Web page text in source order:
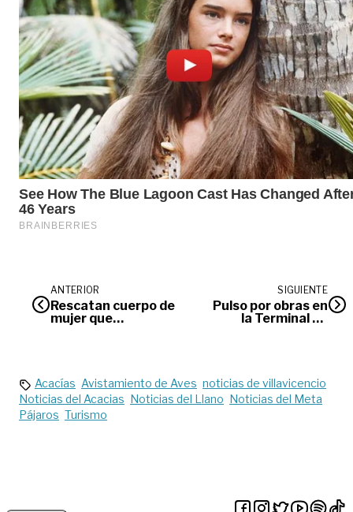
ANTERIOR
Rescatan cuerpo de
mujer que
SIGUIENTE
Pulso por obras en
la Terminal de
Acacías Avistamiento de Aves noticias de villavicencio
Noticias del Acacias
Noticias del Llano
Noticias del Meta
Pájaros Turismo